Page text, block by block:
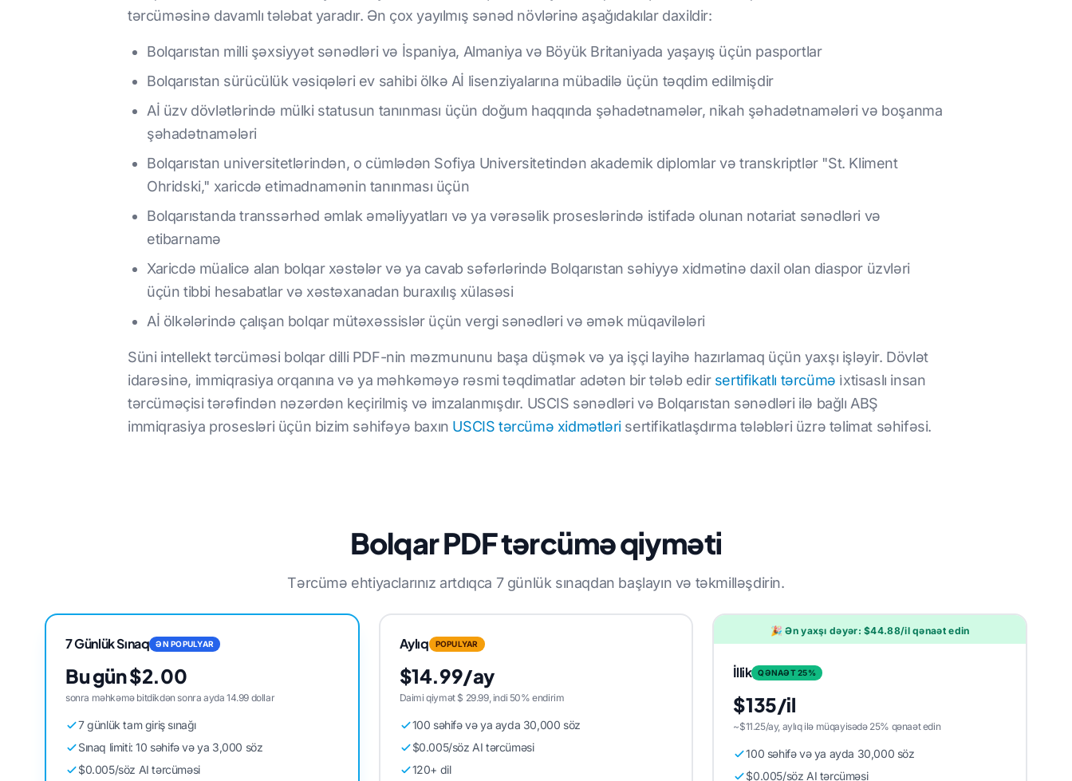
tərcüməsinə davamlı tələbat yaradır. Ən çox yayılmış sənəd növlərinə aşağıdakılar daxildir:
Bolqarıstan milli şəxsiyyət sənədləri və İspaniya, Almaniya və Böyük Britaniyada yaşayış üçün pasportlar
Bolqarıstan sürücülük vəsiqələri ev sahibi ölkə Aİ lisenziyalarına mübadilə üçün təqdim edilmişdir
Aİ üzv dövlətlərində mülki statusun tanınması üçün doğum haqqında şəhadətnamələr, nikah şəhadətnamələri və boşanma
şəhadətnamələri
Bolqarıstan universitetlərindən, o cümlədən Sofiya Universitetindən akademik diplomlar və transkriptlər "St. Kliment
Ohridski," xaricdə etimadnamənin tanınması üçün
Bolqarıstanda transsərhəd əmlak əməliyyatları və ya vərəsəlik proseslərində istifadə olunan notariat sənədləri və
etibarnamə
Xaricdə müalicə alan bolqar xəstələr və ya cavab səfərlərində Bolqarıstan səhiyyə xidmətinə daxil olan diaspor üzvləri
üçün tibbi hesabatlar və xəstəxanadan buraxılış xülasəsi
Aİ ölkələrində çalışan bolqar mütəxəssislər üçün vergi sənədləri və əmək müqavilələri
Süni intellekt tərcüməsi bolqar dilli PDF-nin məzmununu başa düşmək və ya işçi layihə hazırlamaq üçün yaxşı işləyir. Dövlət
idarəsinə, immiqrasiya orqanına və ya məhkəməyə rəsmi təqdimatlar adətən bir tələb edir sertifikatlı tərcümə i̇xtisaslı insan
tərcüməçisi tərəfindən nəzərdən keçirilmiş və imzalanmışdır. USCIS sənədləri və Bolqarıstan sənədləri ilə bağlı ABŞ
immiqrasiya prosesləri üçün bizim səhifəyə baxın USCIS tərcümə xidmətlərisertifikatlaşdırma tələbləri üzrə təlimat səhifəsi.
Bolqar PDF tərcümə qiyməti
Tərcümə ehtiyaclarınız artdıqca 7 günlük sınaqdan başlayın və təkmilləşdirin.
7 Günlük Sınaq ƏN POPULYAR
Bu gün $2.00
sonra məhkəmə bitdikdən sonra ayda 14.99 dollar
7 günlük tam giriş sınağı
Sınaq limiti: 10 səhifə və ya 3,000 söz
$0.005/söz AI tərcüməsi
Aylıq POPULYAR
$14.99/ay
Daimi qiymət $ 29.99, indi 50% endirim
100 səhifə və ya ayda 30,000 söz
$0.005/söz AI tərcüməsi
120+ dil
🎉 Ən yaxşı dəyər: $44.88/il qənaət edin
İllik QƏNAƏT 25%
$135/il
~$11.25/ay, aylıq ilə müqayisədə 25% qənaət edin
100 səhifə və ya ayda 30,000 söz
$0.005/söz AI tərcüməsi